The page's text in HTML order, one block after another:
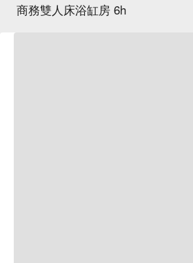
商務雙人床浴缸房 6h